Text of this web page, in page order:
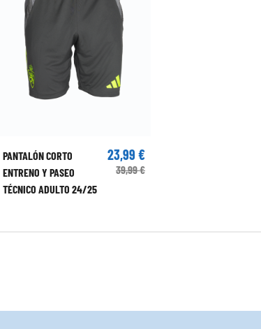
PANTALÓN CORTO
ENTRENO Y PASEO
TÉCNICO ADULTO 24/25
23,99 €
39,99 €